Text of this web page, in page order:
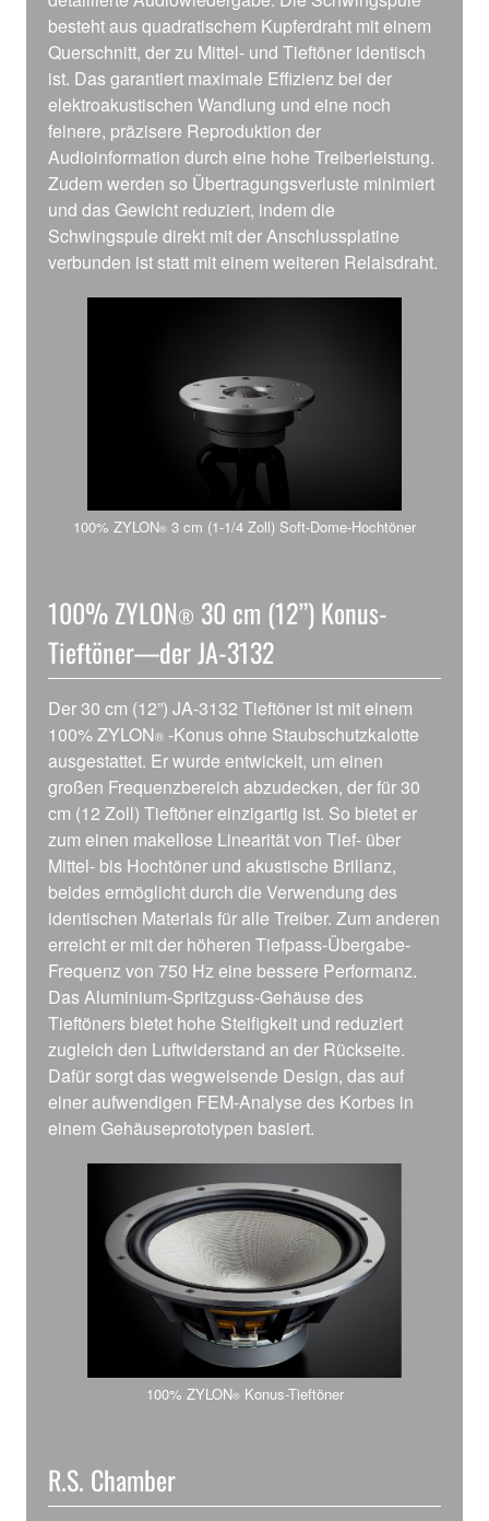
besteht aus quadratischem Kupferdraht mit einem
Querschnitt, der zu Mittel- und Tieftöner identisch
ist. Das garantiert maximale Effizienz bei der
elektroakustischen Wandlung und eine noch
feinere, präzisere Reproduktion der
Audioinformation durch eine hohe Treiberleistung.
Zudem werden so Übertragungsverluste minimiert
und das Gewicht reduziert, indem die
Schwingspule direkt mit der Anschlussplatine
verbunden ist statt mit einem weiteren Relaisdraht.
100% ZYLON® 3 cm (1-1/4 Zoll) Soft-Dome-Hochtöner
100% ZYLON® 30 cm (12”) Konus-
Tieftöner—der JA-3132
Der 30 cm (12”) JA-3132 Tieftöner ist mit einem
100% ZYLON® -Konus ohne Staubschutzkalotte
ausgestattet. Er wurde entwickelt, um einen
großen Frequenzbereich abzudecken, der für 30
cm (12 Zoll) Tieftöner einzigartig ist. So bietet er
zum einen makellose Linearität von Tief- über
Mittel- bis Hochtöner und akustische Brillanz,
beides ermöglicht durch die Verwendung des
identischen Materials für alle Treiber. Zum anderen
erreicht er mit der höheren Tiefpass-Übergabe-
Frequenz von 750 Hz eine bessere Performanz.
Das Aluminium-Spritzguss-Gehäuse des
Tieftöners bietet hohe Steifigkeit und reduziert
zugleich den Luftwiderstand an der Rückseite.
Dafür sorgt das wegweisende Design, das auf
einer aufwendigen FEM-Analyse des Korbes in
einem Gehäuseprototypen basiert.
100% ZYLON®Konus-Tieftöner
R.S. Chamber